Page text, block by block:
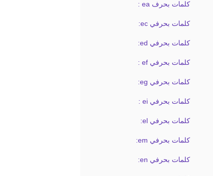
كلمات بحرف ea :
كلمات بحرفي ec:
كلمات بحرفي ed:
كلمات بحرفي ef :
كلمات بحرفي eg:
كلمات بحرفي ei :
كلمات بحرفي el:
كلمات بحرفي em:
كلمات بحرفي en: